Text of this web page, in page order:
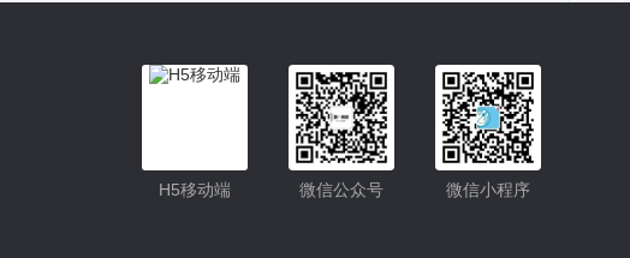
微信小程序
微信公众号
H5移动端
小程序更便捷的查找产品